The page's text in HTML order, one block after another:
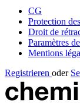
CG
Protection
Droit de
Paramètres
Mentions
Registrieren oder